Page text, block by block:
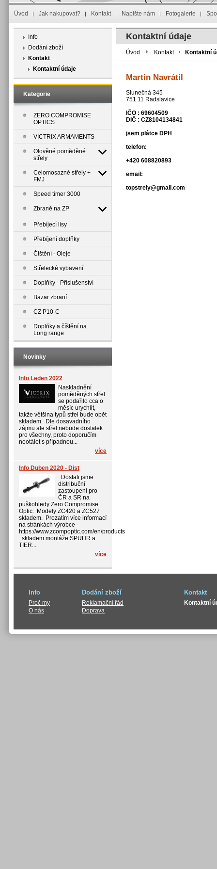
Úvod Jak nakupovat? Kontakt Napište nám Fotogalerie
Info
Dodání zboží
Kontakt
Kontaktní údaje
Kategorie
ZERO COMPROMISE
OPTICS
VICTRIX ARMAMENTS
Olověné poměděné
střely
Celomosazné střely +
FMJ
Speed timer 3000
Zbraně na ZP
Přebíjecí lisy
Přebíjení doplňky
Čištění - Oleje
Střelecké vybavení
Doplňky - Příslušenství
Bazar zbraní
CZ P10-C
Doplňky a číštění na
Long range
Novinky
Info Leden 2022
Naskladnění
poměděných střel
se podařilo cca o
měsíc urychlit,
takže většina typů střel bude opět
skladem. Dle dosavadního
zájmu ale střel nebude dostatek
pro všechny, proto doporučím
neotálet s případnou...
více
Info Duben 2020 - Dist
Dostali jsme
distribuční
zastoupení pro
ČR a SR na
puškohledy Zero Compromise
Optic. Modely ZC420 a ZC527
skladem. Prozatím více informací
na stránkách výrobce -
https://www.zcompoptic.com/en/products
skladem montáže SPUHR a
TIER...
více
Kontaktní údaje
Úvod Kontakt Kontaktní
Martin Navrátil
Slunečná 345
751 11 Radslavice
IČO : 69604509
DIČ : CZ8104134841
jsem plátce DPH
telefon:
+420 608820893
email:
topstrely@gmail.com
Info Dodání zboží Kontakt
Proč my
O nás
Reklamační řád
Doprava
Kontaktní